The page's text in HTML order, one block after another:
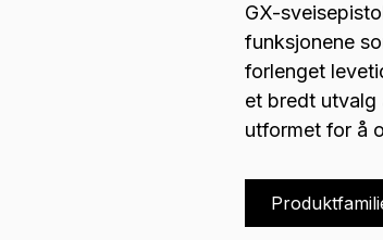
GX-
funksjonene
forlenget
et bredt utvalg
utformet for å